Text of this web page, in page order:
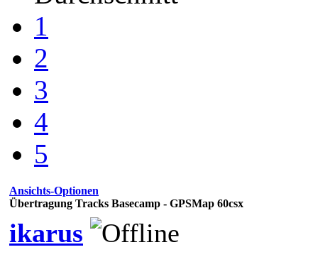
1
2
3
4
5
Ansichts-Optionen
Übertragung Tracks Basecamp - GPSMap 60csx
ikarus